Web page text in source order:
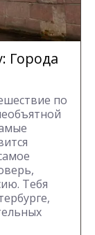
Города
по
Тебя